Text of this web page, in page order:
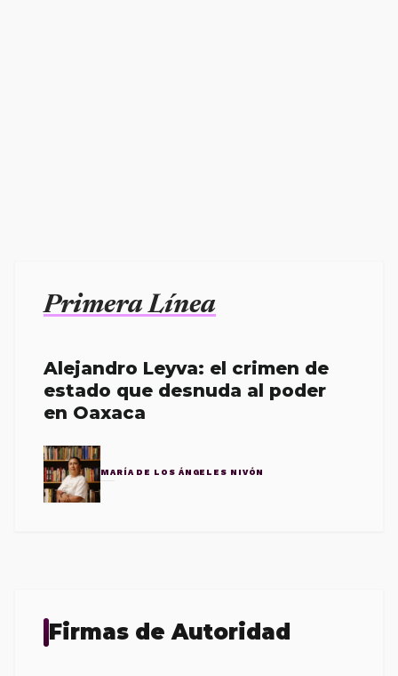
Primera Línea
Alejandro Leyva: el crimen de
estado que desnuda al poder
en Oaxaca
MARÍA DE LOS ÁNGELES NIVÓN
Firmas de Autoridad